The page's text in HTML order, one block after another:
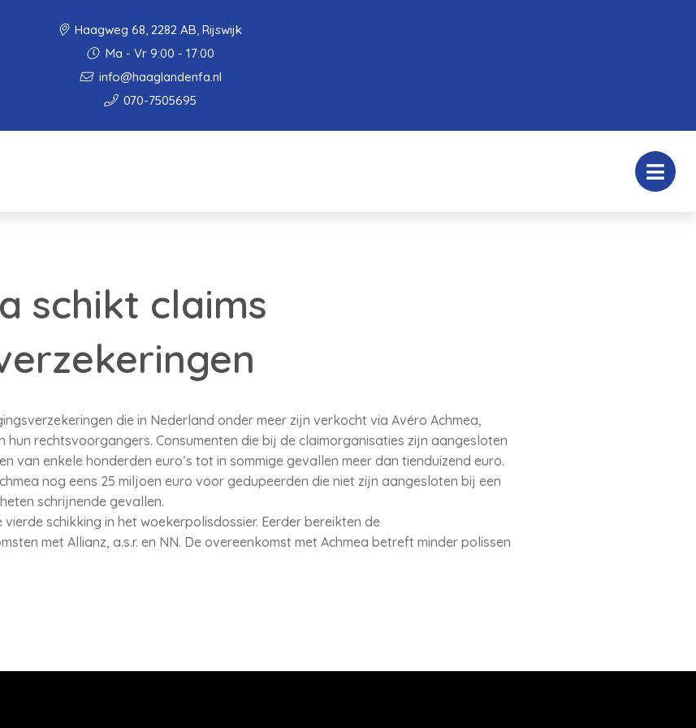
Haagweg 68, 2282 AB, Rijswijk
Ma - Vr 9:00 - 17:00
info@haaglandenfa.nl
070-7505695
schikt claims
die in Nederland onder meer zijn verkocht via Avéro Achmea,
hun rechtsvoorgangers. Consumenten die bij de claimorganisaties zijn aangesloten
van enkele honderden euro’s tot in sommige gevallen meer dan tienduizend euro.
nog eens 25 miljoen euro voor gedupeerden die niet zijn aangesloten bij een
schrijnende gevallen.
schikking in het woekerpolisdossier. Eerder bereikten de
met Allianz, a.s.r. en NN. De overeenkomst met Achmea betreft minder polissen